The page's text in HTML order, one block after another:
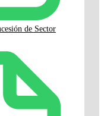
de Sector